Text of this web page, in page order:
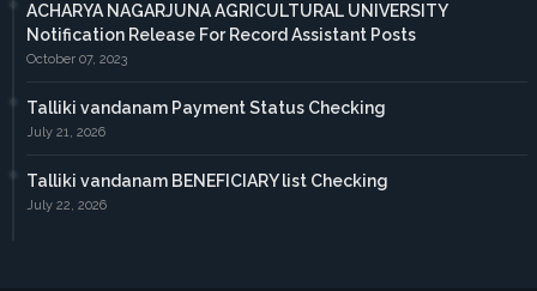
ACHARYA NAGARJUNA AGRICULTURAL UNIVERSITY
Notification Release For Record Assistant Posts
October 07, 2023
Talliki vandanam Payment Status Checking
July 21, 2026
Talliki vandanam BENEFICIARY list Checking
July 22, 2026